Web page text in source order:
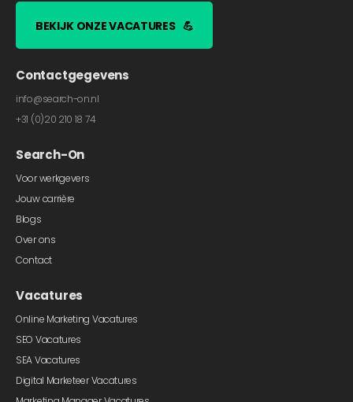
BEKIJK ONZE VACATURES 💪
Contactgegevens
info@search-on.nl
+31 (0)20 210 18 74
Search-On
Voor werkgevers
Jouw carrière
Blogs
Over ons
Contact
Vacatures
Online Marketing Vacatures
SEO Vacatures
SEA Vacatures
Digital Marketeer Vacatures